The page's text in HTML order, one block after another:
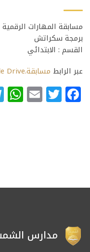
مسابقة المهارات الرقمية
برمجة سكراتش
القسم : الابتدائي
عبر الرابط مسابقة.MOV – Google Drive
مدارس